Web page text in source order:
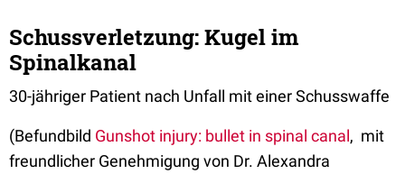
Schussverletzung: Kugel im
Spinalkanal
30-jähriger Patient nach Unfall mit einer Schusswaffe
(Befundbild Gunshot injury: bullet in spinal canal, mit
freundlicher Genehmigung von Dr. Alexandra